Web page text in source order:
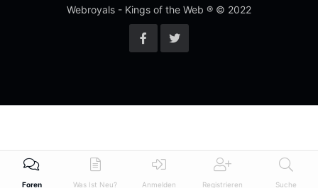
S
Webroyals - Kings of the Web ® © 2022
Foren Was Ist Neu? Anmelden Registrieren Suche